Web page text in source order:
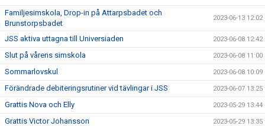
Familjesimskola, Drop-in på Attarpsbadet och
Brunstorpsbadet
2023-06-13 12:02
JSS aktiva uttagna till Universiaden 2023-06-08 12:42
Slut på vårens simskola 2023-06-08 11:00
Sommarlovskul 2023-06-08 10:09
Förändrade debiteringsrutiner vid tävlingar i JSS 2023-06-07 13:25
Grattis Nova och Elly 2023-05-29 13:44
Grattis Victor Johansson 2023-05-29 13:35